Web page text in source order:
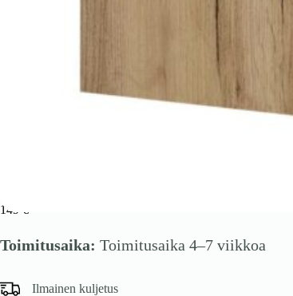
149 €
Toimitusaika: Toimitusaika 4–7 viikkoa
Ilmainen kuljetus